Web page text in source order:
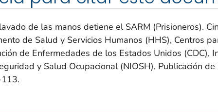
de las manos detiene el SARM (Prisioneros).
de Salud y Servicios Humanos (HHS), Centros
de Enfermedades de los Estados Unidos (CDC),
y Salud Ocupacional (NIOSH), Publicación de